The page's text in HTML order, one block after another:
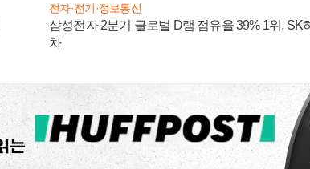
전자·전기·정보통신
삼성전자 2분기 글로벌 D램 점유율 39% 1위, SK
차